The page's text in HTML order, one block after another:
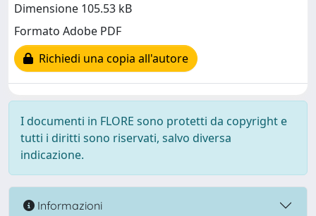
Dimensione 105.53 kB
Formato Adobe PDF
Richiedi una copia all'autore
I documenti in FLORE sono protetti da copyright e
tutti i diritti sono riservati, salvo diversa
indicazione.
Informazioni